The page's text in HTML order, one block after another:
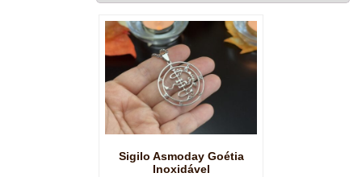
Sigilo Asmoday Goétia
Inoxidável